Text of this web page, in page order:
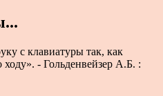
с клавиатуры так, как
- Гольденвейзер А.Б. :